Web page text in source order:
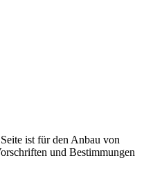
ist für den Anbau von
und Bestimmungen